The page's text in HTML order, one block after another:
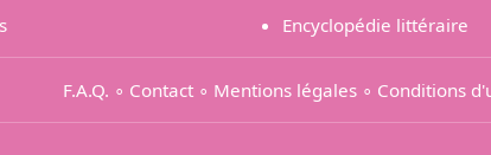
Encyclopédie littéraire
F.A.Q. ∘ Contact∘ Mentions légales∘ Conditions